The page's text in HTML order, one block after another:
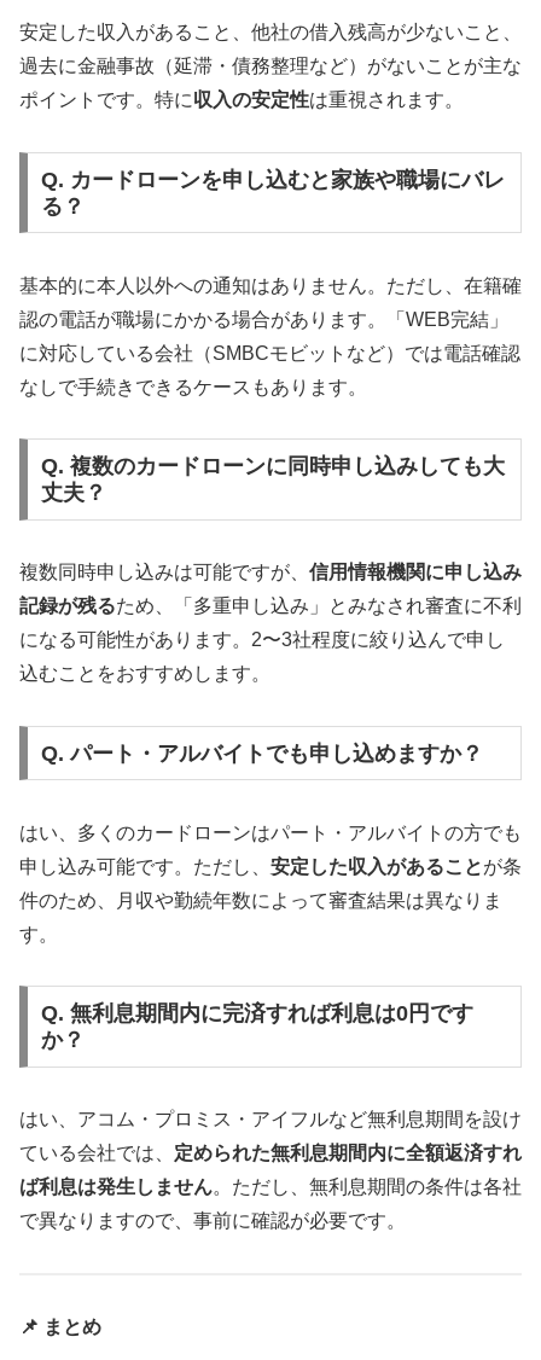
安定した収入があること、他社の借入残高が少ないこと、
過去に金融事故（延滞・債務整理など）がないことが主な
ポイントです。特に収入の安定性は重視されます。
Q. カードローンを申し込むと家族や職場にバレ
る？
基本的に本人以外への通知はありません。ただし、在籍確
認の電話が職場にかかる場合があります。「WEB完結」
に対応している会社（SMBCモビットなど）では電話確認
なしで手続きできるケースもあります。
Q. 複数のカードローンに同時申し込みしても大
丈夫？
複数同時申し込みは可能ですが、 信用情報機関に申し込み
記録が残るため、「多重申し込み」とみなされ審査に不利
になる可能性があります。2〜3社程度に絞り込んで申し
込むことをおすすめします。
Q. パート・アルバイトでも申し込めますか？
はい、多くのカードローンはパート・アルバイトの方でも
申し込み可能です。ただし、 安定した収入があることが条
件のため、月収や勤続年数によって審査結果は異なりま
す。
Q. 無利息期間内に完済すれば利息は0円です
か？
はい、アコム・プロミス・アイフルなど無利息期間を設け
ている会社では、 定められた無利息期間内に全額返済すれ
ば利息は発生しません。ただし、無利息期間の条件は各社
で異なりますので、事前に確認が必要です。
📌 まとめ